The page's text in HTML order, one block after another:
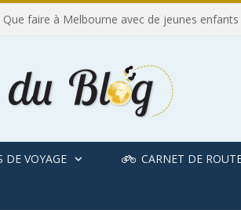
Que faire à Melbourne avec de jeunes enfants
DE VOYAGE CARNET DE